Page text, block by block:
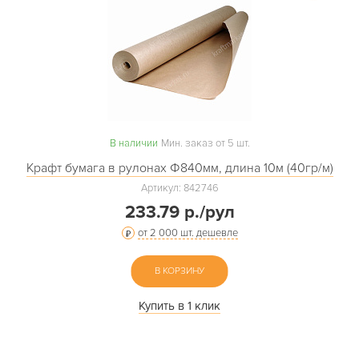
В наличии Мин. заказ от 5 шт.
Крафт бумага в рулонах Ф840мм, длина 10м (40гр/м)
Артикул: 842746
233.79 р./рул
от 2 000 шт. дешевле
В КОРЗИНУ
Купить в 1 клик